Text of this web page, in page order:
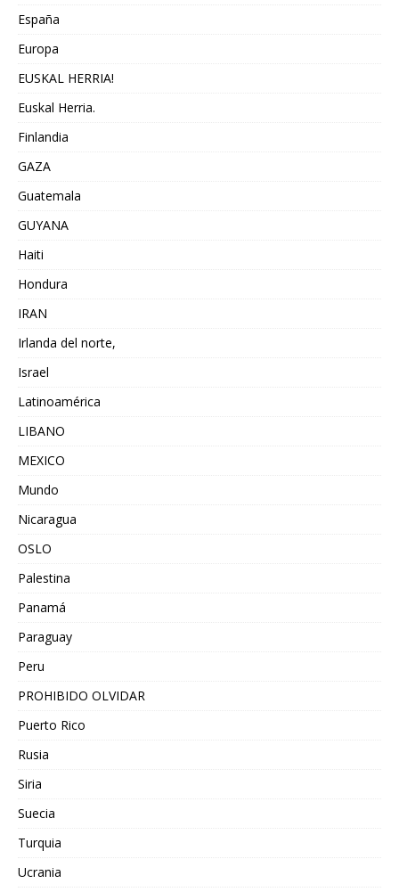
España
Europa
EUSKAL HERRIA!
Euskal Herria.
Finlandia
GAZA
Guatemala
GUYANA
Haiti
Hondura
IRAN
Irlanda del norte,
Israel
Latinoamérica
LIBANO
MEXICO
Mundo
Nicaragua
OSLO
Palestina
Panamá
Paraguay
Peru
PROHIBIDO OLVIDAR
Puerto Rico
Rusia
Siria
Suecia
Turquia
Ucrania